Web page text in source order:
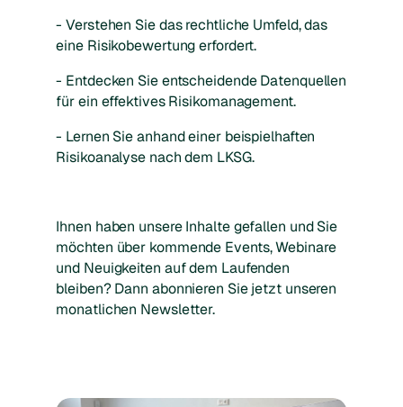
- Verstehen Sie das rechtliche Umfeld, das
eine Risikobewertung erfordert.
- Entdecken Sie entscheidende Datenquellen
für ein effektives Risikomanagement.
- Lernen Sie anhand einer beispielhaften
Risikoanalyse nach dem LKSG.
Ihnen haben unsere Inhalte gefallen und Sie
möchten über kommende Events, Webinare
und Neuigkeiten auf dem Laufenden
bleiben? Dann abonnieren Sie jetzt unseren
monatlichen Newsletter.